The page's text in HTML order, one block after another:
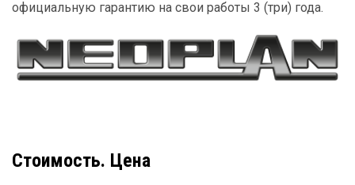
официальную гарантию на свои работы 3 (три) года.
Стоимость. Цена